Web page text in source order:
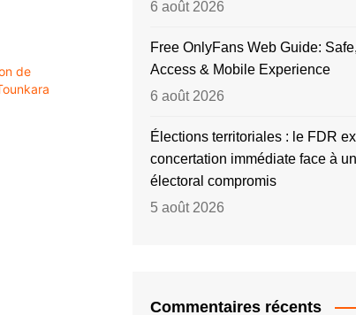
de
6 août 2026
Free OnlyFans Web Guide:
Access & Mobile Experience
6 août 2026
Élections territoriales : le FDR
concertation immédiate face à
électoral compromis
5 août 2026
Commentaires récents